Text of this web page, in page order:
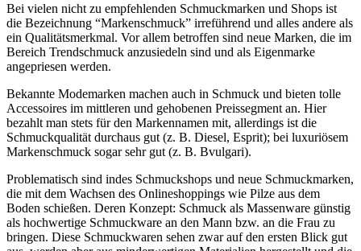
Bei vielen nicht zu empfehlenden Schmuckmarken und Shops ist
die Bezeichnung “Markenschmuck” irreführend und alles andere als
ein Qualitätsmerkmal. Vor allem betroffen sind neue Marken, die im
Bereich Trendschmuck anzusiedeln sind und als Eigenmarke
angepriesen werden.
Bekannte Modemarken machen auch in Schmuck und bieten tolle
Accessoires im mittleren und gehobenen Preissegment an. Hier
bezahlt man stets für den Markennamen mit, allerdings ist die
Schmuckqualität durchaus gut (z. B. Diesel, Esprit); bei luxuriösem
Markenschmuck sogar sehr gut (z. B. Bvulgari).
Problematisch sind indes Schmuckshops und neue Schmuckmarken,
die mit dem Wachsen des Onlineshoppings wie Pilze aus dem
Boden schießen. Deren Konzept: Schmuck als Massenware günstig
als hochwertige Schmuckware an den Mann bzw. an die Frau zu
bringen. Diese Schmuckwaren sehen zwar auf den ersten Blick gut